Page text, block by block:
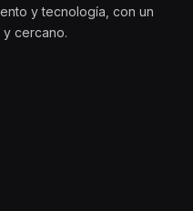
y tecnología, con un
cercano.